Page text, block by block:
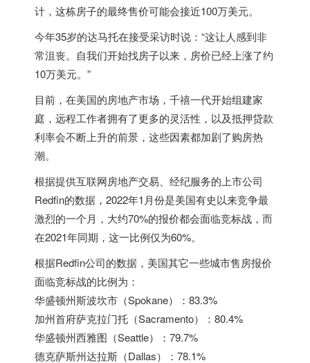
计，这栋房子的最终售价可能会接近100万美元。
今年35岁的达马托在接受采访时说：“这让人感到非
常沮丧。自我们开始找房子以来，房价已经上涨了约
10万美元。”
目前，在美国的房地产市场，千禧一代开始组建家
庭，远程工作者拥有了更多的灵活性，以及抵押贷款
利率会不断上升的前景，这些因素都加剧了购房热
潮。
根据提供互联网房地产交易、经纪服务的上市公司
Redfin的数据，2022年1月份是美国有史以来竞争最
激烈的一个月，大约70%的报价都会面临竞标战，而
在2021年同期，这一比例仅为60%。
根据Redfin公司的数据，美国其它一些城市售房报价
面临竞标战的比例为：
华盛顿州斯波坎市（Spokane）：83.3%
加州首府萨克拉门托（Sacramento）：80.4%
华盛顿州西雅图（Seattle）：79.7%
德克萨斯州达拉斯（Dallas）：78.1%